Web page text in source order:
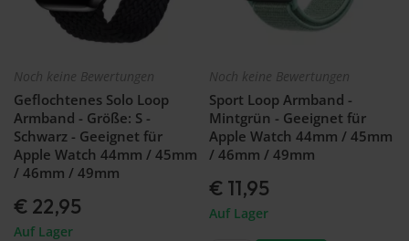
Noch keine Bewertungen
Geflochtenes Solo Loop
Armband - Größe: S -
Schwarz - Geeignet für
Apple Watch 44mm / 45mm
/ 46mm / 49mm
€ 22,95
Auf Lager
Noch keine Bewertungen
Sport Loop Armband -
Mintgrün - Geeignet für
Apple Watch 44mm / 45mm
/ 46mm / 49mm
€ 11,95
Auf Lager